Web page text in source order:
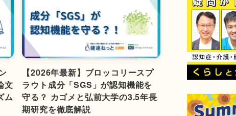
文
ム
【2026年最新】ブロッコリースプ
ラウト成分「SGS」が認知機能を
守る？ カゴメと弘前大学の3.5年長
期研究を徹底解説